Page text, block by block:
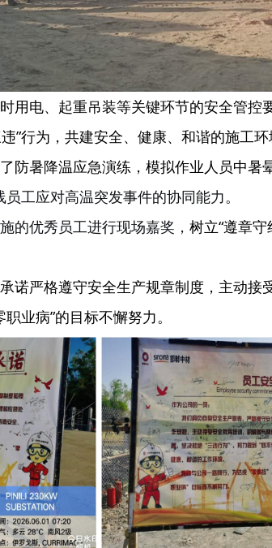
用电、起重吊装等关键环节的安全管控
”行为，共建安全、健康、和谐的施工环
防暑降温应急演练 ， 模拟作业人员中暑
员工应对高温突发事件的协同能力。
的优秀员工进行现场嘉奖， 树立“遵章
诺严格遵守安全生产规章制度，主动
业病”的目标不懈努力。